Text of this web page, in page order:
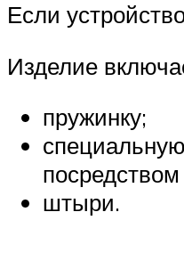
Если
Изделие
пружинку;
штыри.